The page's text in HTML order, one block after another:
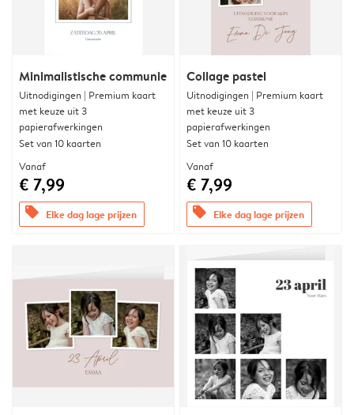
Minimalistische communie
Uitnodigingen | Premium kaart
met keuze uit 3
papierafwerkingen
Set van 10 kaarten
Vanaf
€ 7,99
offers Elke dag lage prijzen
Collage pastel
Uitnodigingen | Premium kaart
met keuze uit 3
papierafwerkingen
Set van 10 kaarten
Vanaf
€ 7,99
offers Elke dag lage prijzen